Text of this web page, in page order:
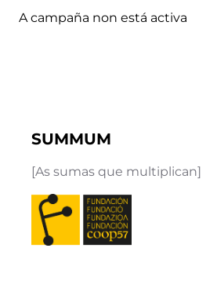
A campaña non está activa
SUMMUM
[As sumas que multiplican]